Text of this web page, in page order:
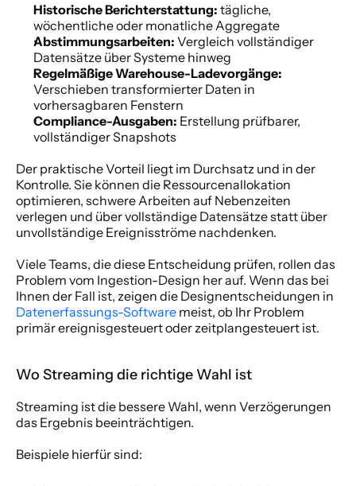
Historische Berichterstattung: tägliche,
wöchentliche oder monatliche Aggregate
Abstimmungsarbeiten: Vergleich vollständiger
Datensätze über Systeme hinweg
Regelmäßige Warehouse-Ladevorgänge:
Verschieben transformierter Daten in
vorhersagbaren Fenstern
Compliance-Ausgaben: Erstellung prüfbarer,
vollständiger Snapshots
Der praktische Vorteil liegt im Durchsatz und in der
Kontrolle. Sie können die Ressourcenallokation
optimieren, schwere Arbeiten auf Nebenzeiten
verlegen und über vollständige Datensätze statt über
unvollständige Ereignisströme nachdenken.
Viele Teams, die diese Entscheidung prüfen, rollen das
Problem vom Ingestion-Design her auf. Wenn das bei
Datenerfassungs-Software meist, ob Ihr Problem
primär ereignisgesteuert oder zeitplangesteuert ist.
Wo Streaming die richtige Wahl ist
Streaming ist die bessere Wahl, wenn Verzögerungen
das Ergebnis beeinträchtigen.
Beispiele hierfür sind: